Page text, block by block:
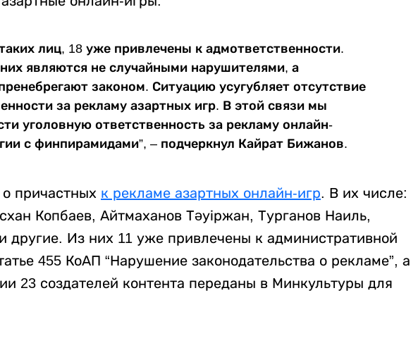
лиц, 18 уже привлечены к адмответственности.
являются не случайными нарушителями, а
законом. Ситуацию усугубляет отсутствие
за рекламу азартных игр. В этой связи мы
уголовную ответственность за рекламу онлайн-
с финпирамидами”, – подчеркнул Кайрат Бижанов.
причастных к рекламе азартных онлайн-игр. В их числе:
Копбаев, Айтмаханов Тәуіржан, Турганов Наиль,
другие. Из них 11 уже привлечены к административной
455 КоАП “Нарушение законодательства о рекламе”, а
23 создателей контента переданы в Минкультуры для